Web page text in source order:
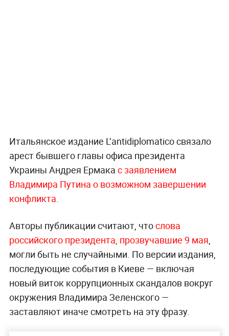
Итальянское издание L’antidiplomatico связало
арест бывшего главы офиса президента
Украины Андрея Ермака с заявлением
Владимира Путина о возможном завершении
конфликта.
Авторы публикации считают, чтослова
российского президента, прозвучавшие 9 мая,
могли быть не случайными. По версии издания,
последующие события в Киеве — включая
новый виток коррупционных скандалов вокруг
окружения Владимира Зеленского —
заставляют иначе смотреть на эту фразу.